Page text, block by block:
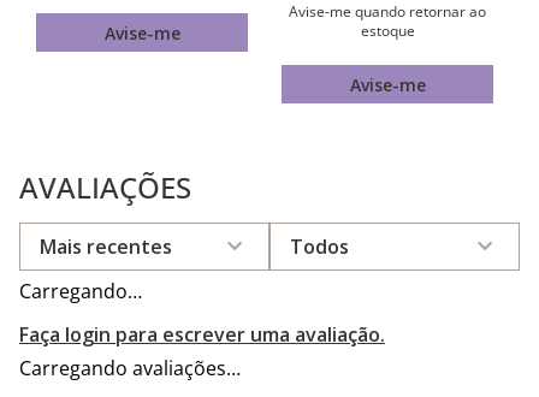
Avise-me
Avise-me quando retornar ao
estoque
Avise-me
AVALIAÇÕES
Carregando…
Faça login para escrever uma avaliação.
Mais recentes Todos
Carregando avaliações…